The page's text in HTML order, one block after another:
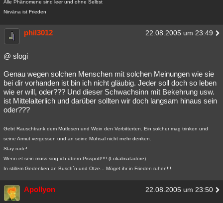
Alle Phänomene sind leer und ohne Selbst
Nirvāna ist Frieden
phil3012 22.08.2005 um 23:49
@ slogi
Genau wegen solchen Menschen mit solchen Meinungen wie sie
bei dir vorhanden ist bin ich nicht gläubig. Jeder soll doch so leben
wie er will, oder??? Und dieser Schwachsinn mit Bekehrung usw.
ist Mittelalterlich und darüber sollten wir doch langsam hinaus sein
oder???
Gebt Rauschtrank dem Mutlosen und Wein den Verbitterten. Ein solcher mag trinken und
seine Armut vergessen und an seine Mühsal nicht mehr denken.
Stay rude!
Wenn et sein muss sing ich übern Pisspott!!!! (Lokalmatadore)
In stillem Gedenken an Busch´n und Otze... Möget ihr in Frieden ruhen!!!
Apollyon 22.08.2005 um 23:50